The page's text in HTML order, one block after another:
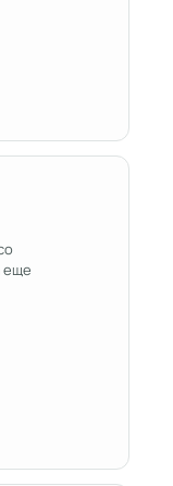
еще